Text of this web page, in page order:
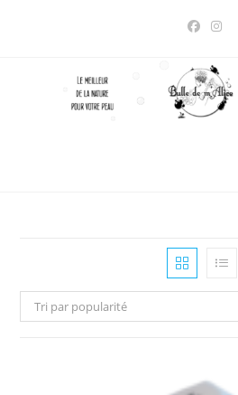
Tri par popularité